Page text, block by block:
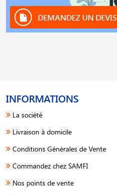
DEMANDEZ UN DEVIS
INFORMATIONS
La société
Livraison à domicile
Conditions Générales de Vente
Commandez chez SAMFI
Nos points de vente